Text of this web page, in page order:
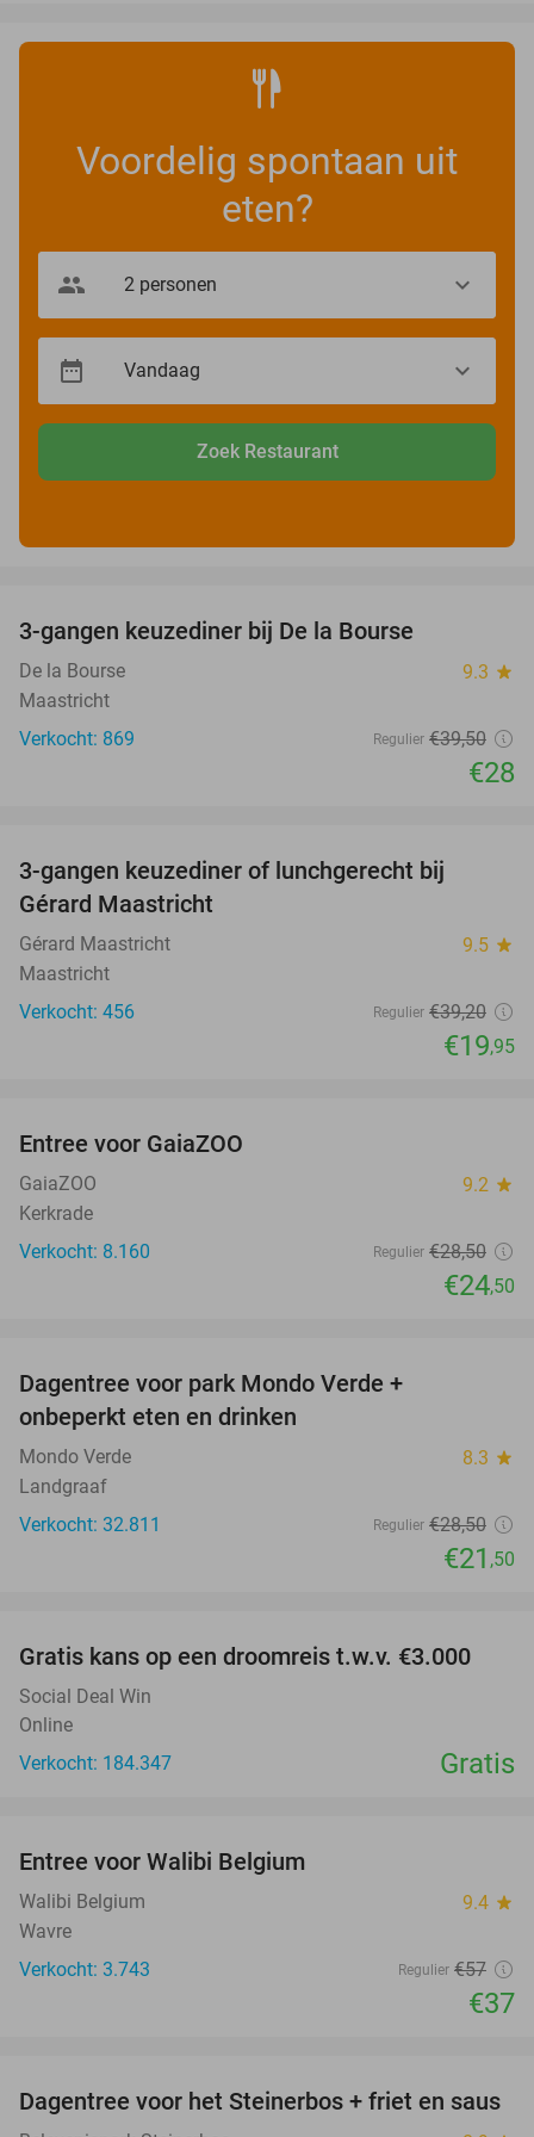
Voordelig spontaan uit
eten?
Zoek Restaurant
3-gangen keuzediner bij De la Bourse
De la Bourse 9.3 star
Maastricht
Verkocht: 869
Regulier €39,50
€28
3-gangen keuzediner of lunchgerecht bij
Gérard Maastricht
Gérard Maastricht 9.5 star
Maastricht
Verkocht: 456
Regulier €39,20
€19,95
Entree voor GaiaZOO
GaiaZOO 9.2 star
Kerkrade
Verkocht: 8.160
Regulier €28,50
€24,50
Dagentree voor park Mondo Verde +
onbeperkt eten en drinken
Mondo Verde 8.3 star
Landgraaf
Verkocht: 32.811
Regulier €28,50
€21 ,50
Gratis kans op een droomreis t.w.v. €3.000
Social Deal Win
Online
Verkocht: 184.347
Gratis
Entree voor Walibi Belgium
Walibi Belgium 9.4 star
Wavre
Verkocht: 3.743
Regulier €57
€37
37%
Dagentree voor het Steinerbos + friet en saus